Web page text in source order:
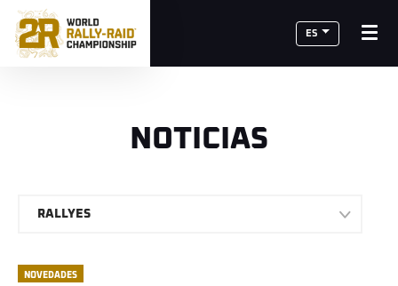
ES
NOTICIAS
RALLYES
NOVEDADES